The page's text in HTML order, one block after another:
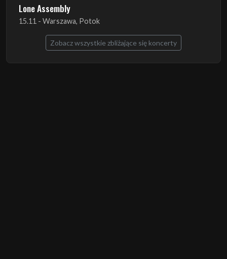
Lone Assembly
15.11 - Warszawa, Potok
Zobacz wszystkie zbliżające się koncerty